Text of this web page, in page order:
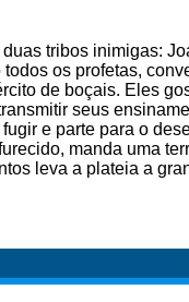
tribos inimigas:
os profetas,
de boçais. Eles
seus
e parte para o
manda uma
leva a plateia a